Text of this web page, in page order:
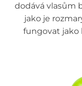
dodává vlasům
jako je
fungovat jako